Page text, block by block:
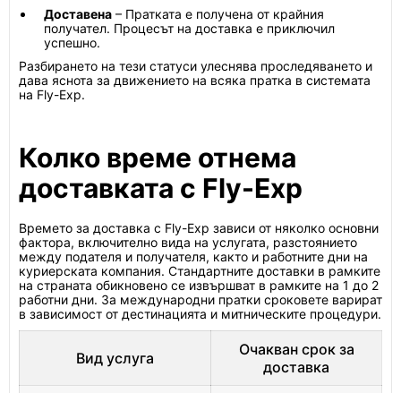
Доставена – Пратката е получена от крайния
получател. Процесът на доставка е приключил
успешно.
Разбирането на тези статуси улеснява проследяването и
дава яснота за движението на всяка пратка в системата
на Fly-Exp.
Колко време отнема
доставката с Fly-Exp
Времето за доставка с Fly-Exp зависи от няколко основни
фактора, включително вида на услугата, разстоянието
между подателя и получателя, както и работните дни на
куриерската компания. Стандартните доставки в рамките
на страната обикновено се извършват в рамките на 1 до 2
работни дни. За международни пратки сроковете варират
в зависимост от дестинацията и митническите процедури.
Вид услуга
Очакван срок за
доставка